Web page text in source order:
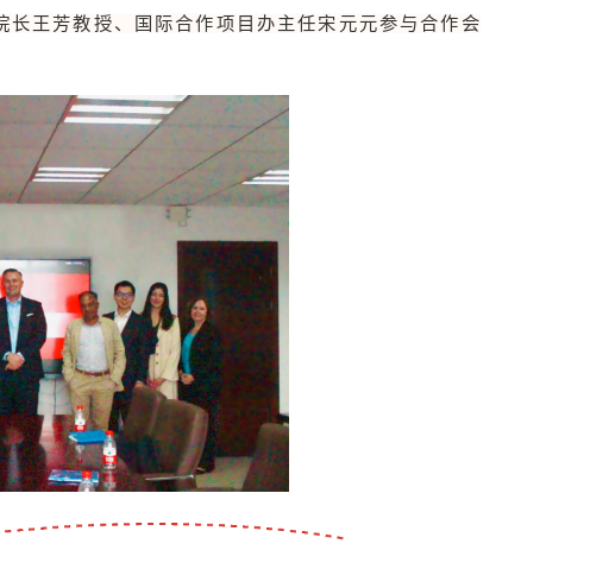
王芳教授、国际合作项目办主任宋元元参与合作会